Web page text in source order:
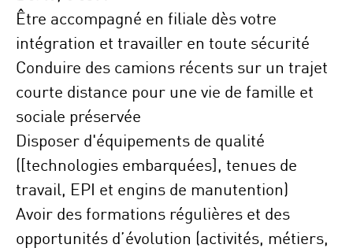
Être accompagné en filiale dès votre
intégration et travailler en toute sécurité
Conduire des camions récents sur un trajet
courte distance pour une vie de famille et
sociale préservée
Disposer d'équipements de qualité
([technologies embarquées], tenues de
travail, EPI et engins de manutention)
Avoir des formations régulières et des
opportunités d’évolution (activités, métiers,